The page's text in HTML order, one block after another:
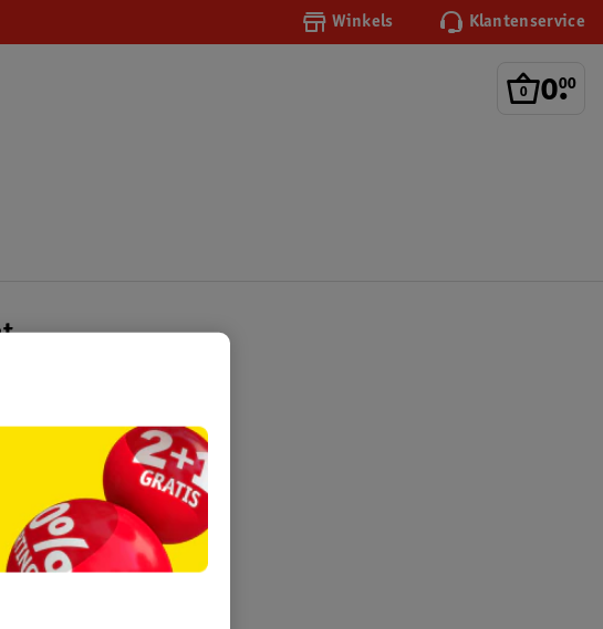
Winkels Klantenservice
0.
00